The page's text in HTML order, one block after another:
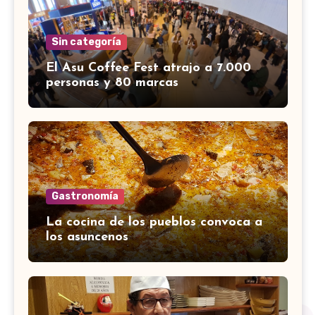
Sin categoría
El Asu Coffee Fest atrajo a 7.000
personas y 80 marcas
Gastronomía
La cocina de los pueblos convoca a
los asuncenos